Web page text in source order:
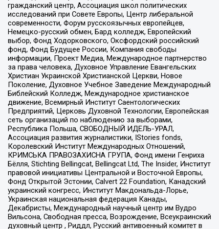
гражданский центр, Ассоциация школ политических
исследований при Совете Европы, Центр либеральной
современности, Форум русскоязычных европейцев,
Немецко-русский обмен, Бард колледж, Европейский
выбор, Фонд Ходорковского, Оксфордский российский
фонд, Фонд Будущее России, Компания свободы
информации, Проект Медиа, Международное партнерство
за права человека, Духовное Управление Евангельских
Христиан Украинской Христианской Церкви, Новое
Поколение, Духовное Учебное Заведение Международный
Библейский Колледж, Международное христианское
движение, Всемирный Институт Саентологических
Предприятий, Церковь Духовной Технологии, Европейская
сеть организаций по наблюдению за выборами,
Республика Польша, СВОБОДНЫЙ ИДЕЛЬ-УРАЛ,
Ассоциация развития журналистики, IStories fonds,
Королевский Институт Международных Отношений,
КРИМСЬКА ПРАВОЗАХИСНА ГРУПА, Фонд имени Генриха
Бёлля, Stichting Bellingcat, Bellingcat Ltd, The Insider, Институт
правовой инициативы Центральной и Восточной Европы,
Фонд Открытой Эстонии, Calvert 22 Foundation, Канадский
украинский конгресс, Институт Макдональда-Лорье,
Украинская национальная федерация Канады,
Декабристы, Международный научный центр им Вудро
Вильсона, Свободная пресса, Возрождение, Всеукраинский
духовный центр , Риддл, Русский антивоенный комитет в